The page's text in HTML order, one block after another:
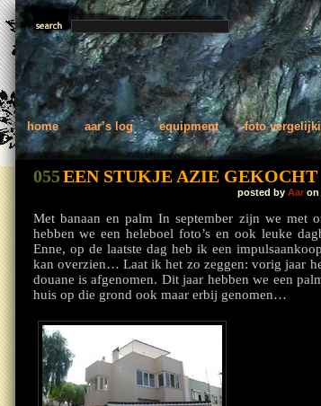
home aar’s log equipment foto
055EEN STUKJE AZIE GEKOCHT
posted by Aaron
Met banaan en palm In september zijn we met
hebben we een heleboel foto’s en ook leuke
Enne, op de laatste dag heb ik een
kan overzien… Laat ik het zo zeggen: vorig jaar
douane is afgenomen. Dit jaar hebben we een
huis op die grond ook maar erbij genomen…